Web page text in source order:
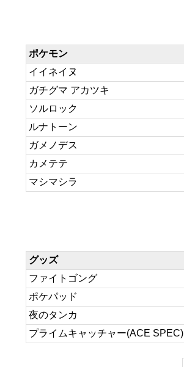
ポケモン
イイネイヌ
ガチグマ アカツキ
ソルロック
ルナトーン
ガメノデス
カメテテ
マシマシラ
グッズ
ファイトゴング
ポケパッド
夜のタンカ
プライムキャッチャー(ACE SPEC)